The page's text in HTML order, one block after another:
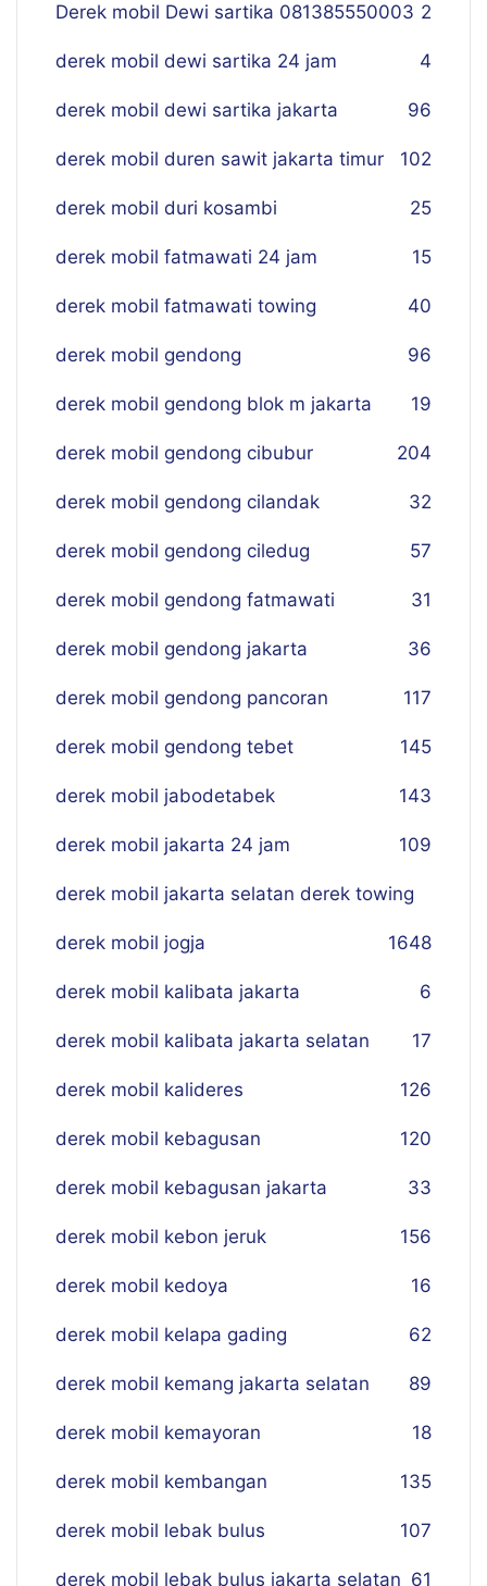
Derek mobil Dewi sartika 081385550003 2
derek mobil dewi sartika 24 jam 4
derek mobil dewi sartika jakarta 96
derek mobil duren sawit jakarta timur 102
derek mobil duri kosambi 25
derek mobil fatmawati 24 jam 15
derek mobil fatmawati towing 40
derek mobil gendong 96
derek mobil gendong blok m jakarta 19
derek mobil gendong cibubur 204
derek mobil gendong cilandak 32
derek mobil gendong ciledug 57
derek mobil gendong fatmawati 31
derek mobil gendong jakarta 36
derek mobil gendong pancoran 117
derek mobil gendong tebet 145
derek mobil jabodetabek 143
derek mobil jakarta 24 jam 109
derek mobil jakarta selatan derek towing
48
derek mobil jogja 16
derek mobil kalibata jakarta 6
derek mobil kalibata jakarta selatan 17
derek mobil kalideres 126
derek mobil kebagusan 120
derek mobil kebagusan jakarta 33
derek mobil kebon jeruk 156
derek mobil kedoya 16
derek mobil kelapa gading 62
derek mobil kemang jakarta selatan 89
derek mobil kemayoran 18
derek mobil kembangan 135
derek mobil lebak bulus 107
derek mobil lebak bulus jakarta selatan 61